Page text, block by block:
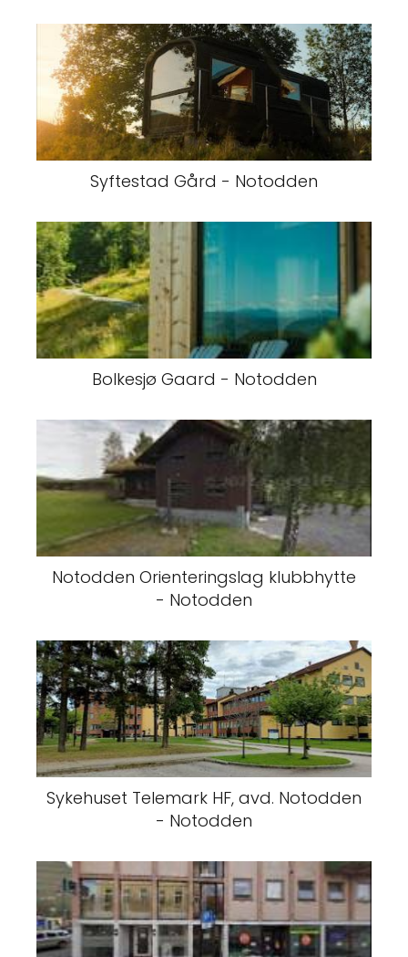
Syftestad Gård - Notodden
Bolkesjø Gaard - Notodden
Notodden Orienteringslag klubbhytte
- Notodden
Sykehuset Telemark HF, avd. Notodden
- Notodden